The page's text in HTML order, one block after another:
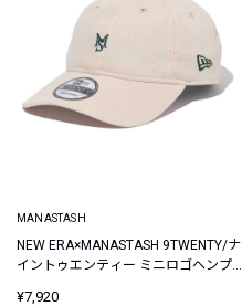
MANASTASH
NEW ERA×MANASTASH 9TWENTY/ナ
イントゥエンティー ミニロゴヘンプ
¥7,920